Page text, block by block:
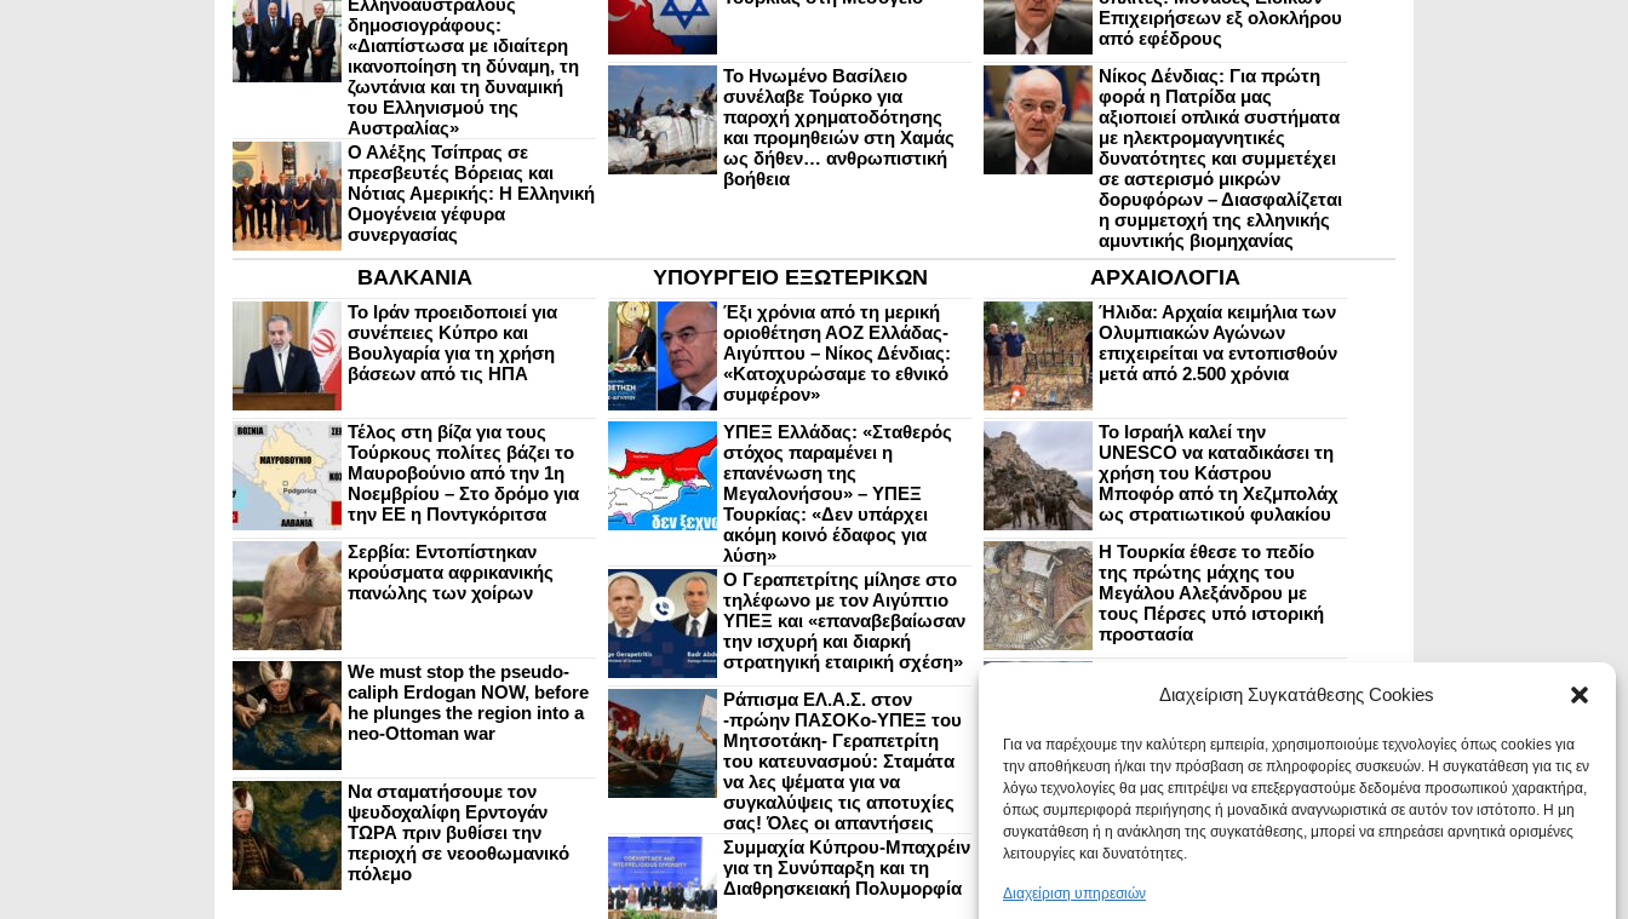
Διαχείριση Συγκατάθεσης Cookies
Για να παρέχουμε την καλύτερη εμπειρία, χρησιμοποιούμε τεχνολογίες όπως cookies για
την αποθήκευση ή/και την πρόσβαση σε πληροφορίες συσκευών. Η συγκατάθεση για τις εν
λόγω τεχνολογίες θα μας επιτρέψει να επεξεργαστούμε δεδομένα προσωπικού χαρακτήρα,
όπως συμπεριφορά περιήγησης ή μοναδικά αναγνωριστικά σε αυτόν τον ιστότοπο. Η μη
συγκατάθεση ή η ανάκληση της συγκατάθεσης, μπορεί να επηρεάσει αρνητικά ορισμένες
λειτουργίες και δυνατότητες.
Διαχείριση υπηρεσιών
Ελληνοαυστραλούς
δημοσιογράφους:
«Διαπίστωσα με ιδιαίτερη
ικανοποίηση τη δύναμη, τη
ζωντάνια και τη δυναμική
του Ελληνισμού της
Αυστραλίας»
Ο Αλέξης Τσίπρας σε
πρεσβευτές Βόρειας και
Νότιας Αμερικής: Η Ελληνική
Ομογένεια γέφυρα
συνεργασίας
Το Ηνωμένο Βασίλειο
συνέλαβε Τούρκο για
παροχή χρηματοδότησης
και προμηθειών στη Χαμάς
ως δήθεν… ανθρωπιστική
βοήθεια
Επιχειρήσεων εξ ολοκλήρου
από εφέδρους
Νίκος Δένδιας: Για πρώτη
φορά η Πατρίδα μας
αξιοποιεί οπλικά συστήματα
με ηλεκτρομαγνητικές
δυνατότητες και συμμετέχει
σε αστερισμό μικρών
δορυφόρων – Διασφαλίζεται
η συμμετοχή της ελληνικής
αμυντικής βιομηχανίας
ΒΑΛΚΑΝΙΑ
Το Ιράν προειδοποιεί για
συνέπειες Κύπρο και
Βουλγαρία για τη χρήση
βάσεων από τις ΗΠΑ
Τέλος στη βίζα για τους
Τούρκους πολίτες βάζει το
Μαυροβούνιο από την 1η
Νοεμβρίου – Στο δρόμο για
την ΕΕ η Ποντγκόριτσα
Σερβία: Εντοπίστηκαν
κρούσματα αφρικανικής
πανώλης των χοίρων
We must stop the pseudo-
caliph Erdogan NOW, before
he plunges the region into a
neo-Ottoman war
Να σταματήσουμε τον
ψευδοχαλίφη Ερντογάν
ΤΩΡΑ πριν βυθίσει την
περιοχή σε νεοοθωμανικό
πόλεμο
ΥΠΟΥΡΓΕΙΟ ΕΞΩΤΕΡΙΚΩΝ
Έξι χρόνια από τη μερική
οριοθέτηση ΑΟΖ Ελλάδας-
Αιγύπτου – Νίκος Δένδιας:
«Κατοχυρώσαμε το εθνικό
συμφέρον»
ΥΠΕΞ Ελλάδας: «Σταθερός
στόχος παραμένει η
επανένωση της
Μεγαλονήσου» – ΥΠΕΞ
Τουρκίας: «Δεν υπάρχει
ακόμη κοινό έδαφος για
λύση»
Ο Γεραπετρίτης μίλησε στο
τηλέφωνο με τον Αιγύπτιο
ΥΠΕΞ και «επαναβεβαίωσαν
την ισχυρή και διαρκή
στρατηγική εταιρική σχέση»
Ράπισμα ΕΛ.Α.Σ. στον
-πρώην ΠΑΣΟΚο-ΥΠΕΞ του
Μητσοτάκη- Γεραπετρίτη
του κατευνασμού: Σταμάτα
να λες ψέματα για να
συγκαλύψεις τις αποτυχίες
σας! Όλες οι απαντήσεις
Συμμαχία Κύπρου-Μπαχρέιν
για τη Συνύπαρξη και τη
Διαθρησκειακή Πολυμορφία
ΑΡΧΑΙΟΛΟΓΙΑ
Ήλιδα: Αρχαία κειμήλια των
Ολυμπιακών Αγώνων
επιχειρείται να εντοπισθούν
μετά από 2.500 χρόνια
Το Ισραήλ καλεί την
UNESCO να καταδικάσει τη
χρήση του Κάστρου
Μποφόρ από τη Χεζμπολάχ
ως στρατιωτικού φυλακίου
Η Τουρκία έθεσε το πεδίο
της πρώτης μάχης του
Μεγάλου Αλεξάνδρου με
τους Πέρσες υπό ιστορική
προστασία
ανακτόρου στην
στο Παλάτι των Δεσποτών
Οι Νεάντερταλ έκαναν
οδοντιατρικές επεμβάσεις σε
χαλασμένα δόντια, σύμφωνα
με ευρήματα